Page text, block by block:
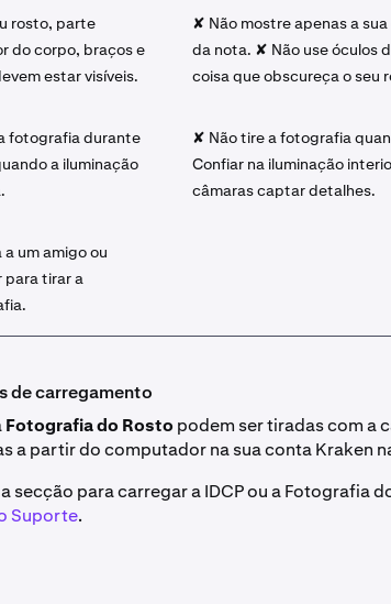
rosto, parte
do corpo, braços e
estar visíveis.
✘ Não mostre apenas a
da nota. ✘ Não use óculos
coisa que obscureça o seu
fotografia durante
a iluminação
✘ Não tire a fotografia
Confiar na iluminação
câmaras captar detalhes.
a um amigo ou
para tirar a
de carregamento
Fotografia do Rosto podem ser tiradas com a
a partir do computador na sua conta Kraken
secção para carregar a IDCP ou a Fotografia
Suporte.